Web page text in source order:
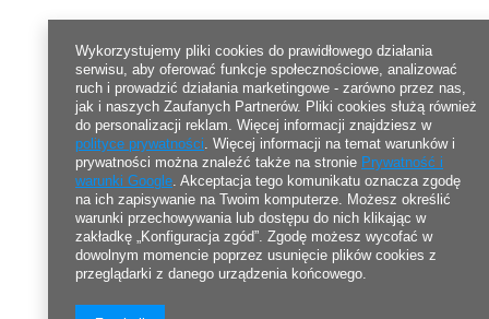
Wykorzystujemy pliki cookies do prawidłowego działania
serwisu, aby oferować funkcje społecznościowe, analizować
ruch i prowadzić działania marketingowe - zarówno przez nas,
jak i naszych Zaufanych Partnerów. Pliki cookies służą również
do personalizacji reklam. Więcej informacji znajdziesz w
polityce prywatności. Więcej informacji na temat warunków i
prywatności można znaleźć także na stronie Prywatność i
warunki Google. Akceptacja tego komunikatu oznacza zgodę
na ich zapisywanie na Twoim komputerze. Możesz określić
warunki przechowywania lub dostępu do nich klikając w
zakładkę „Konfiguracja zgód”. Zgodę możesz wycofać w
dowolnym momencie poprzez usunięcie plików cookies z
przeglądarki z danego urządzenia końcowego.